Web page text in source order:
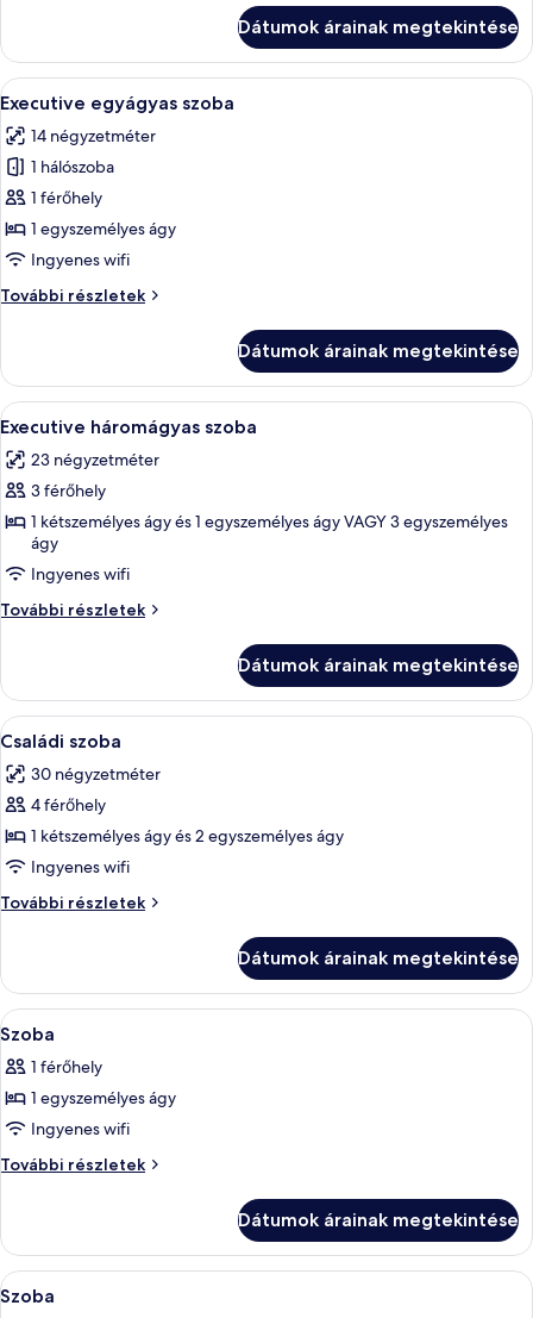
külön
ággyal
két
külön
ággyal
részletei
Dátumok árainak megtekintése
A
következő
szoba
összes
képének
megtekintése:
Executive
szoba
Egy szállodai szoba, amelyben egy
5
Executive egyágyas szoba
14 négyzetméter
1 hálószoba
1 férőhely
1 egyszemélyes ágy
Ingyenes wifi
További részletek
Executive
részletei
Dátumok árainak megtekintése
A
következő
szoba
összes
képének
megtekintése:
Executive
háromágyas
Egy szállodai szoba, amelyben egy
5
Executive háromágyas szoba
23 négyzetméter
3 férőhely
1 kétszemélyes ágy és 1 egyszemélyes ágy VAGY 3 egyszemélyes
ágy
Ingyenes wifi
További részletek
Executive
részletei
Dátumok árainak megtekintése
A
következő
szoba
összes
képének
megtekintése:
Családi
szoba
Egy hálószoba, amelyben egy nagy
5
Családi szoba
30 négyzetméter
4 férőhely
1 kétszemélyes ágy és 2 egyszemélyes ágy
Ingyenes wifi
További részletek
Családi
Dátumok árainak megtekintése
A
következő
szoba
összes
képének
megtekintése:
Hipoallergén ágynemű, minibár, széf
2
Szoba
1 férőhely
1 egyszemélyes ágy
Ingyenes wifi
További részletek
Szoba
Dátumok árainak megtekintése
A
következő
Hipoallergén ágynemű, minibár, széf
6
Szoba